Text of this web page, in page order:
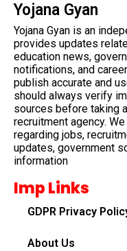
Yojana Gyan
Yojana Gyan is an
provides updates
education news,
notifications, and
publish accurate and
should always verify
sources before taking
recruitment agency.
regarding jobs,
updates, government
information
Imp Links
GDPR Privacy
About Us